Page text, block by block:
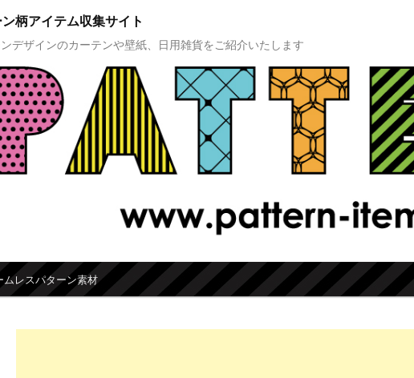
柄アイテム収集サイト
デザインのカーテンや壁紙、日用雑貨をご紹介いたします
へ移動
移動
ムレスパターン素材